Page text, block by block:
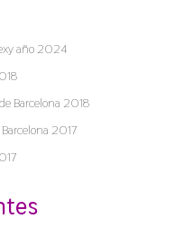
año 2024
Barcelona 2018
2017